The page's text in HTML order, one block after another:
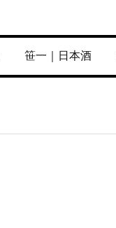
笹一｜日本酒